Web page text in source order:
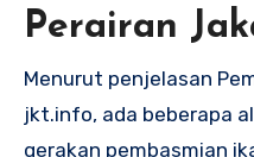
Perairan
Menurut penjelasan
jkt.info, ada beberapa
gerakan pembasmian